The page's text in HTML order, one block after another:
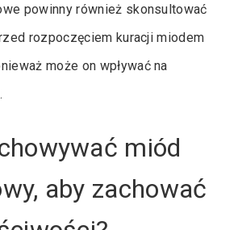
powinny również skonsultować
rozpoczęciem kuracji miodem
może on wpływać na
miód
aby zachować